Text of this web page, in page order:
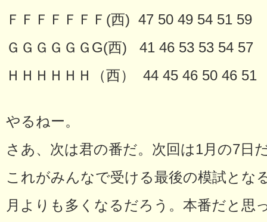
ＦＦＦＦＦＦＦ(西) 47 50 49 54 51 59
ＧＧＧＧＧＧG(西) 41 46 53 53 54 57
ＨＨＨＨＨＨ（西） 44 45 46 50 46 51
やるねー。
さあ、次は君の番だ。次回は1月の7日
これがみんなで受ける最後の模試とな
月よりも多くなるだろう。本番だと思